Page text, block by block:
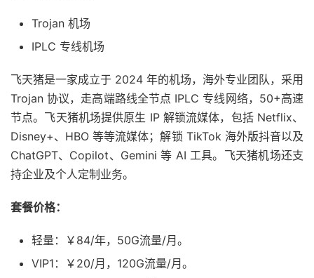
Trojan 机场
IPLC 专线机场
飞天猪是一家成立于 2024 年的机场，海外专业团队，采用
Trojan 协议，走高端路线全节点 IPLC 专线网络，50+高速
节点。飞天猪机场提供原生 IP 解锁流媒体，包括 Netflix、
Disney+、HBO 等等流媒体；解锁 TikTok 海外版抖音以及
ChatGPT、Copilot、Gemini 等 AI 工具。飞天猪机场还支
持企业及个人定制业务。
套餐价格：
轻量：￥84/年，50G流量/月。
VIP1：￥20/月，120G流量/月。